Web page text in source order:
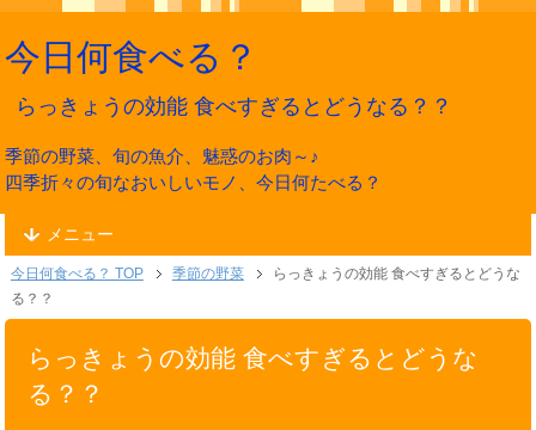
今日何食べる？
らっきょうの効能 食べすぎるとどうなる？？
季節の野菜、旬の魚介、魅惑のお肉～♪
四季折々の旬なおいしいモノ、今日何たべる？
メニュー
今日何食べる？ TOP 季節の野菜
らっきょうの効能 食べすぎるとどうな
る？？
らっきょうの効能 食べすぎるとどうな
る？？